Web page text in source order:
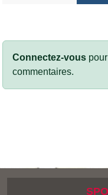
Connectez-vous
commentaires.